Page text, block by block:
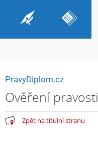
PravyDiplom.cz
Ověření
Zpět na titulní stranu